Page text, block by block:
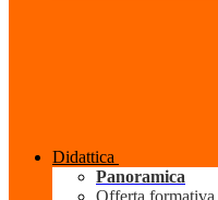
Didattica
Panoramica